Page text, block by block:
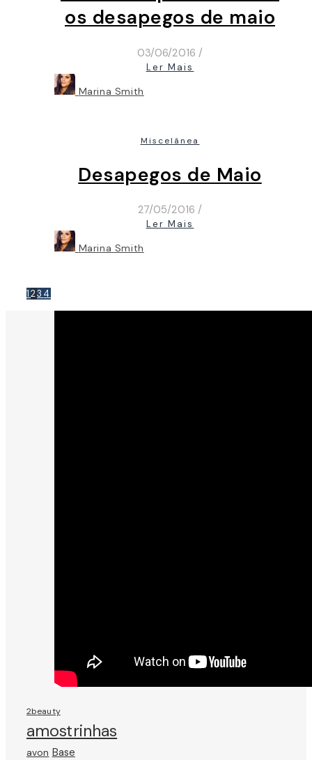
os desapegos de maio
03/06/2016 /
Ler Mais
Marina Smith
Miscelânea
Desapegos de Maio
27/05/2016 /
Ler Mais
Marina Smith
123 4
2beauty
amostrinhas
avon Base